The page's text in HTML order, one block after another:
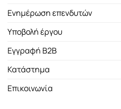
Ενημέρωση επενδυτών
Υποβολή έργου
Εγγραφή B2B
Κατάστημα
Επικοινωνία